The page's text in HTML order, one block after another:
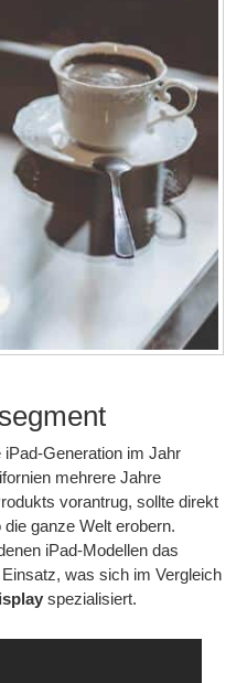
Generation im Jahr
mehrere Jahre
vorantrug, sollte direkt
ganze Welt erobern.
iPad-Modellen das
was sich im Vergleich
spezialisiert.